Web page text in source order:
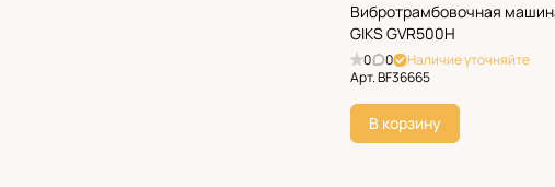
Вибротрамбовочная
GIKS GVR500H
0 0
Наличие уточняйте
Арт.BF36665
В корзину